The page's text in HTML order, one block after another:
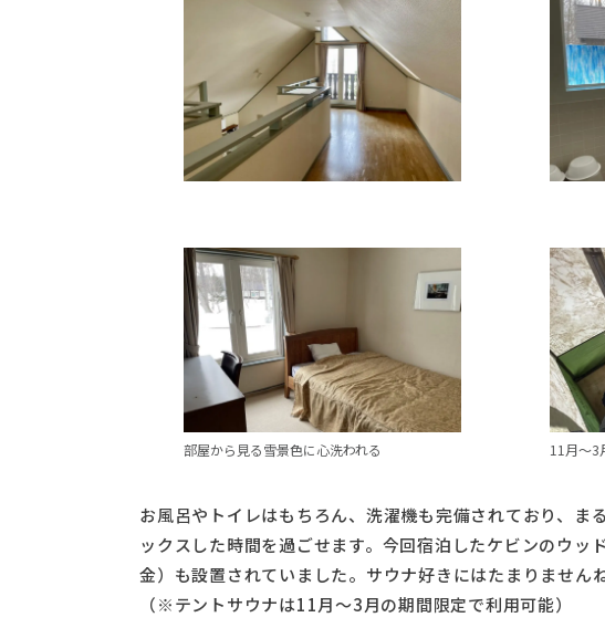
部屋から見る雪景色に心洗われる 11月〜3
お風呂やトイレはもちろん、洗濯機も完備されており、ま
ックスした時間を過ごせます。今回宿泊したケビンのウッ
金）も設置されていました。サウナ好きにはたまりません
（※テントサウナは11月〜3月の期間限定で利用可能）